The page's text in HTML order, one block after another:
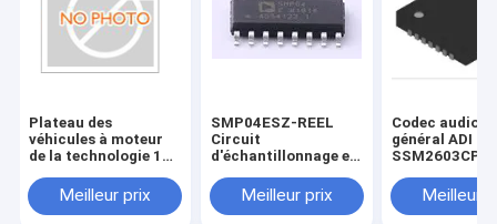
Plateau des
véhicules à moteur
de la technologie 1V
cellules 28nm de la
famille 101440 de
Meilleur prix
SMP04ESZ-REEL
Circuit
d'échantillonnage et
11us 16 broches
SOIC N T/R
Meilleur prix
Codec audio à
général ADI
EP T/RMeilleur